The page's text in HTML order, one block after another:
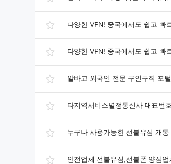
다양한 VPN! 중국에서도 쉽고 빠
다양한 VPN! 중국에서도 쉽고 빠
알바고 외국인 전문 구인구직 포털
타지역서비스별정통신사 대표번
누구나 사용가능한 선불유심 개
안전업체 선불유심,선불폰 양심업